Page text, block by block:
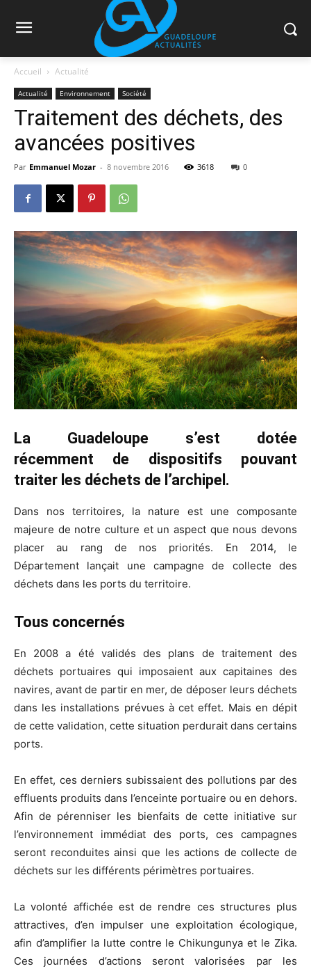
Accueil Actualité
Actualité Environnement Société
Traitement des déchets, des
avancées positives
Par Emmanuel Mozar - 8 novembre 2016 3618 0
La Guadeloupe s’est dotée
récemment de dispositifs pouvant
traiter les déchets de l’archipel.
Dans nos territoires, la nature est une composante
majeure de notre culture et un aspect que nous devons
placer au rang de nos priorités. En 2014, le
Département lançait une campagne de collecte des
déchets dans les ports du territoire.
Tous concernés
En 2008 a été validés des plans de traitement des
déchets portuaires qui imposaient aux capitaines des
navires, avant de partir en mer, de déposer leurs déchets
dans les installations prévues à cet effet. Mais en dépit
de cette validation, cette situation perdurait dans certains
ports.
En effet, ces derniers subissaient des pollutions par des
effluents produits dans l’enceinte portuaire ou en dehors.
Afin de pérenniser les bienfaits de cette initiative sur
l’environnement immédiat des ports, ces campagnes
seront reconduites ainsi que les actions de collecte de
déchets sur les différents périmètres portuaires.
La volonté affichée est de rendre ces structures plus
attractives, d’en impulser une exploitation écologique,
afin d’amplifier la lutte contre le Chikungunya et le Zika.
Ces journées d’actions seront valorisées par les